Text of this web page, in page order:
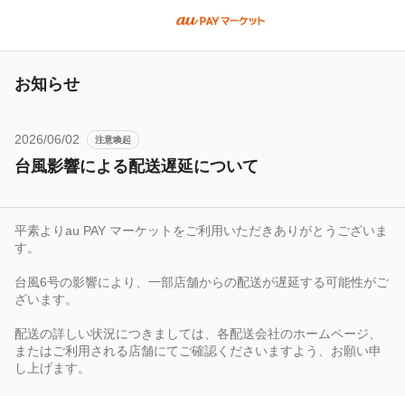
お知らせ
2026/06/02 注意喚起
台風影響による配送遅延について
平素よりau PAY マーケットをご利用いただきありがとうございま
す。
台風6号の影響により、一部店舗からの配送が遅延する可能性がご
ざいます。
配送の詳しい状況につきましては、各配送会社のホームページ、
またはご利用される店舗にてご確認くださいますよう、お願い申
し上げます。